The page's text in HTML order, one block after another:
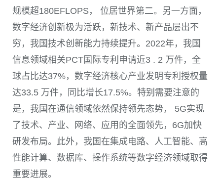
规模超180EFLOPS， 位居世界第二。另一方面，
数字经济创新极为活跃，新技术、新产品层出不
穷，我国技术创新能力持续提升。2022年，我国
信息领域相关PCT国际专利申请近3 . 2 万件，全
球占比达37%，数字经济核心产业发明专利授权量
达33.5 万件，同比增长17.5%。特别需要注意的
是，我国在通信领域依然保持领先态势， 5G实现
了技术、产业、网络、应用的全面领先，6G加快
研发布局。此外，我国在集成电路、人工智能、高
性能计算、数据库、操作系统等数字经济领域取得
重要进展。